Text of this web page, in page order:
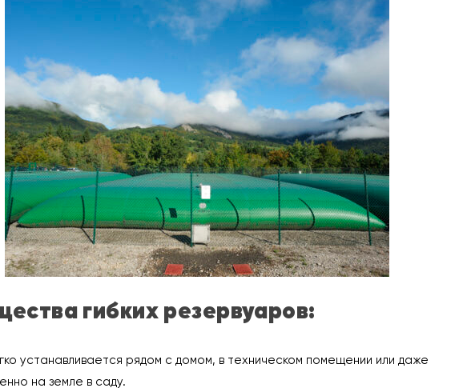
гибких резервуаров:
устанавливается рядом с домом, в техническом помещении или даже
на земле в саду.